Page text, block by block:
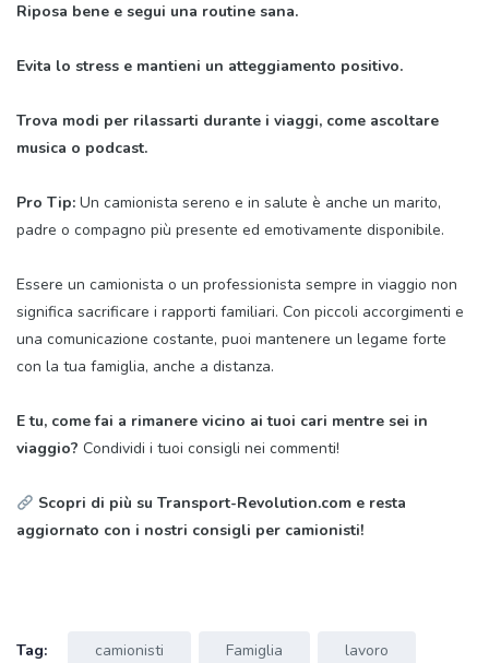
Riposa bene e segui una routine sana.
Evita lo stress e mantieni un atteggiamento positivo.
Trova modi per rilassarti durante i viaggi, come ascoltare
musica o podcast.
Pro Tip: Un camionista sereno e in salute è anche un marito,
padre o compagno più presente ed emotivamente disponibile.
Essere un camionista o un professionista sempre in viaggio non
significa sacrificare i rapporti familiari. Con piccoli accorgimenti e
una comunicazione costante, puoi mantenere un legame forte
con la tua famiglia, anche a distanza.
E tu, come fai a rimanere vicino ai tuoi cari mentre sei in
viaggio? Condividi i tuoi consigli nei commenti!
Scopri di più su Transport-Revolution.com e resta
aggiornato con i nostri consigli per camionisti!
Tag: camionisti Famiglia lavoro